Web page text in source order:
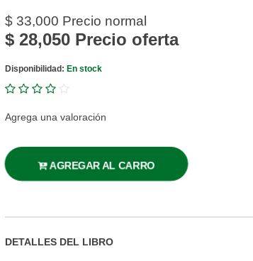
$ 33,000 Precio normal
$ 28,050 Precio oferta
Disponibilidad: En stock
Agrega una valoración
AGREGAR AL CARRO
DETALLES DEL LIBRO